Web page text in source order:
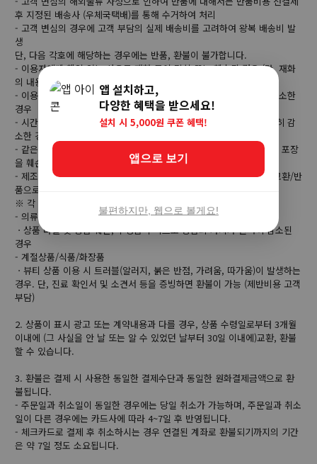
후 지정된 배송사 (우체국택배)를 통해 수거하여 처리
- 고객 변심의 경우에 고객 부담의 실제 배송비를 고려하여 왕복 배송비 발
생
단, 다음 각호에 해당하는 경우에는 반품, 환불이 불가합니다.
- 이용자에게 책임 있는 사유로 재화 등이 멸실 또는 훼손된 경우 (단, 재화
의 내용을 확인하기 위하여 포장을 훼손한 경우는 제외)
- 이용자의 사용 또는 일부 소비에 의하여 재화 등의 가치가 현저히 감소한
경우
- 시간의 경과에 의해 재판매가 곤란할 정도로 재화 등의 가치가 현저히 감
소한 경우
- 같은 성능을 지닌 재화 등으로 복제가 가능한 경우 그 원본인 재화의 포장
을 훼손한 경우
- 제조사의 사정 (신모델 출시 등) 및 부품 가격 변동 등에 의해 무료 교환/반
품으로 요청하는 경우
※ 각 상품별로 아래와 같은 사유로 취소/반품이 제한 될 수 있습니다.
- 의류/잡화/수입명품
ㆍ상품 라벨 및 상품 훼손, 구성품 누락으로 상품의 가치가 현저히 감소된
경우
- 계절상품/식품/화장품
ㆍ뷰티 상품 이용 시 트러블(알러지, 붉은 반점, 가려움, 따가움)이 발생하는
경우. 단, 진료 확인서 및 소견서 등을 증빙하면 환불이 가능 (제반비용 고객
부담)
2. 상품이 표시 광고 또는 계약내용과 다를 경우, 상품 수령일로부터 3개월
이내에 (그 사실을 안 날 또는 알 수 있었던 날부터 30일 이내에)교환, 환불
할 수 있습니다.
3. 환불은 결제 시 사용한 동일한 결제수단과 동일한 원화결제금액으로 환
불됩니다.
- 주문일과 취소일이 동일한 경우에는 당일 취소가 가능하며, 주문일과 취소
일이 다른 경우에는 카드사에 따라 4~7일 후 반영됩니다.
- 체크카드로 결제 후 취소하시는 경우 연결된 계좌로 환불되기까지의 기간
은 약 7일 정도 소요됩니다.
앱 설치하고,
다양한 혜택을 받으세요!
설치 시 5,000원 쿠폰 혜택!
앱으로 보기
불편하지만, 웹으로 볼게요!